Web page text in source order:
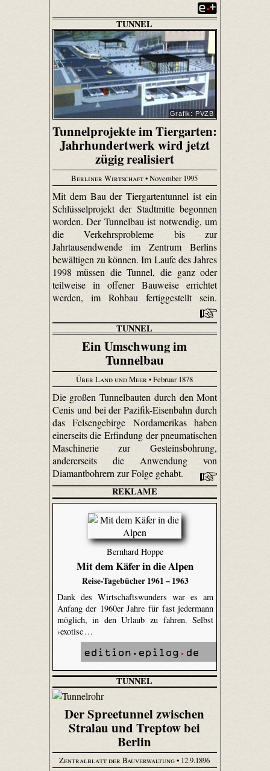
TUNNEL
Grafik: PVZB
Tunnelprojekte im Tiergarten:
Jahrhundertwerk wird jetzt
zügig realisiert
Berliner Wirtschaft• November 1995
Mit dem Bau der Tiergartentunnel ist ein
Schlüsselprojekt der Stadtmitte begonnen
worden. Der Tunnelbau ist notwendig, um
die Verkehrsprobleme bis zur
Jahrtausendwende im Zentrum Berlins
bewältigen zu können. Im Laufe des Jahres
1998 müssen die Tunnel, die ganz oder
teilweise in offener Bauweise errichtet
werden, im Rohbau fertiggestellt sein.
TUNNEL
Ein Umschwung im
Tunnelbau
Über Land und Meer• Februar 1878
Die großen Tunnelbauten durch den Mont
Cenis und bei der Pazifik-Eisenbahn durch
das Felsengebirge Nordamerikas haben
einerseits die Erfindung der pneumatischen
Maschinerie zur Gesteinsbohrung,
andererseits die Anwendung von
Diamantbohrern zur Folge gehabt.
REKLAME
Bernhard Hoppe
Mit dem Käfer in die Alpen
Reise-Tagebücher 1961 – 1963
Dank des Wirtschaftswunders war es am
Anfang der 1960er Jahre für fast jedermann
möglich, in den Urlaub zu fahren. Selbst
›exotisc …
TUNNEL
Der Spreetunnel zwischen
Stralau und Treptow bei
Berlin
Zentralblatt der Bauverwaltung• 12.9.1896